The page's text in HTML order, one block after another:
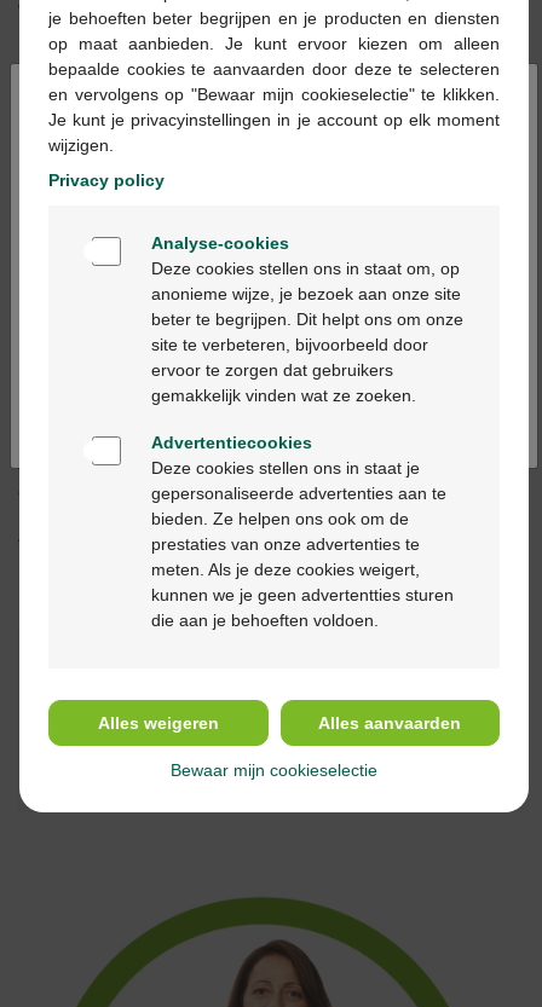
dagen/maand of 2 dagen/week pijnstillers voor je
hoofdpijn neemt.
Hoe kom je van geïnduceerde
hoofdpijn af?
jouw behoeften aan je arts of
1. Gebruik het dagboek om uit te zoeken of je last hebt van
geïnduceerde hoofdpijn (of een ander soort hoofdpijn).
2. Neem contact op met een zorgverlener voor diagnose en
3. Behandel de geïnduceerde hoofdpijn.
4. Behandel de oorspronkelijke hoofdpijn.
Als je namelijk stopt met de inname van pijnstillers om het
effect van de geïnduceerde hoofdpijn te elimineren, zal de
oorspronkelijke hoofdpijn waarvoor je de pijnstillers begon
in te nemen, opnieuw de kop opsteken. In dit geval moeten
we deze kunnen identificeren en correct behandelen.
Insomnia
Migraine bij volwassenen
Angst: je kan er iets aan doen
Stoppen met roken
×
Bienvenue
Ga verder in het nederlands
Continuez en français
je behoeften beter begrijpen en je producten en diensten
op maat aanbieden. Je kunt ervoor kiezen om alleen
bepaalde cookies te aanvaarden door deze te selecteren
en vervolgens op "Bewaar mijn cookieselectie" te klikken.
Je kunt je privacyinstellingen in je account op elk moment
wijzigen.
Privacy policy
Analyse-cookies
Deze cookies stellen ons in staat om, op
anonieme wijze, je bezoek aan onze site
beter te begrijpen. Dit helpt ons om onze
site te verbeteren, bijvoorbeeld door
ervoor te zorgen dat gebruikers
gemakkelijk vinden wat ze zoeken.
Advertentiecookies
Deze cookies stellen ons in staat je
gepersonaliseerde advertenties aan te
bieden. Ze helpen ons ook om de
prestaties van onze advertenties te
meten. Als je deze cookies weigert,
kunnen we je geen advertentties sturen
die aan je behoeften voldoen.
Alles weigeren Alles aanvaarden
Bewaar mijn cookieselectie